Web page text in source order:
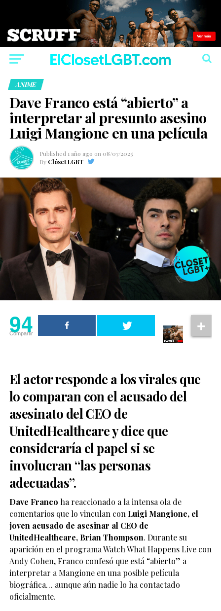
ANIME
Dave Franco está “abierto” a
interpretar al presunto asesino
Luigi Mangione en una película
Published 1 año ago on 08/07/2025
By Clóset LGBT
94
Compartir
El actor responde a los virales que
lo comparan con el acusado del
asesinato del CEO de
UnitedHealthcare y dice que
consideraría el papel si se
involucran “las personas
adecuadas”.
Dave Franco ha reaccionado a la intensa ola de
comentarios que lo vinculan con Luigi Mangione, el
joven acusado de asesinar al CEO de
UnitedHealthcare, Brian Thompson. Durante su
aparición en el programa Watch What Happens Live con
Andy Cohen, Franco confesó que está “abierto” a
interpretar a Mangione en una posible película
biográfica… aunque aún nadie lo ha contactado
oficialmente.